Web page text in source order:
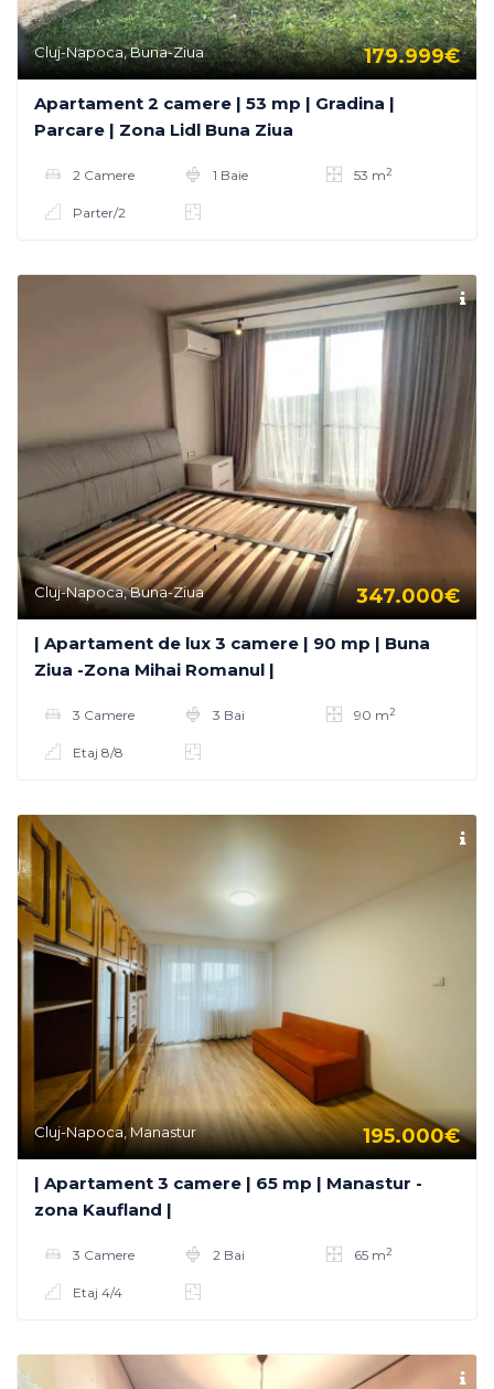
Cluj-Napoca, Buna-Ziua 179.999€
Apartament 2 camere | 53 mp | Gradina |
Parcare | Zona Lidl Buna Ziua
2 Camere 1 Baie 53 m2
Parter/2
Cluj-Napoca, Buna-Ziua 347.000€
| Apartament de lux 3 camere | 90 mp | Buna
Ziua -Zona Mihai Romanul |
3 Camere 3 Bai 90 m2
Etaj 8/8
Cluj-Napoca, Manastur 195.000€
| Apartament 3 camere | 65 mp | Manastur -
zona Kaufland |
3 Camere 2 Bai 65 m2
Etaj 4/4